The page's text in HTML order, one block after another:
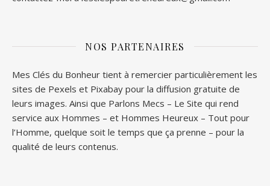
NOS PARTENAIRES
Mes Clés du Bonheur tient à remercier particulièrement les
sites de Pexels et Pixabay pour la diffusion gratuite de
leurs images. Ainsi que Parlons Mecs – Le Site qui rend
service aux Hommes – et Hommes Heureux – Tout pour
l’Homme, quelque soit le temps que ça prenne – pour la
qualité de leurs contenus.